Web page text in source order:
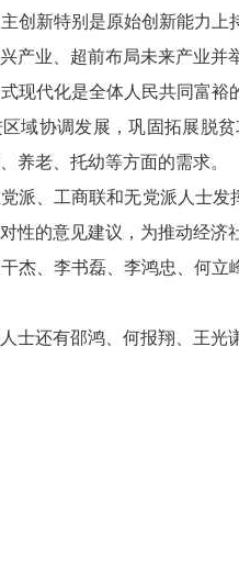
创新特别是原始创新能力
产业、超前布局未来产业并
现代化是全体人民共同富
域协调发展，巩固拓展脱
养老、托幼等方面的需求。
派、工商联和无党派人士
性的意见建议，为推动经
杰、李书磊、李鸿忠、何
士还有邵鸿、何报翔、王